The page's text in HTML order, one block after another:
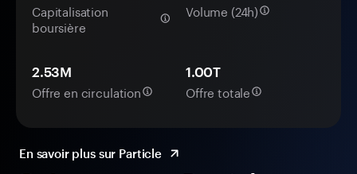
Capitalisation
boursière
Volume (24h)
2.53M
Offre en circulation
1.00T
Offre totale
En savoir plus sur Particle